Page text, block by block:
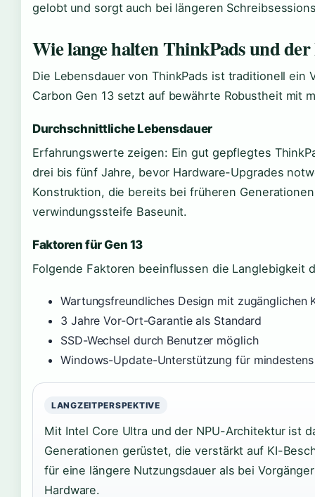
gelobt und sorgt auch bei längeren
Wie lange halten ThinkPads und
Die Lebensdauer von ThinkPads ist traditionell ein
Carbon Gen 13 setzt auf bewährte Robustheit mit
Durchschnittliche Lebensdauer
Erfahrungswerte zeigen: Ein gut gepflegtes
drei bis fünf Jahre, bevor Hardware-Upgrades
Konstruktion, die bereits bei früheren
verwindungssteife Baseunit.
Faktoren für Gen 13
Folgende Faktoren beeinflussen die Langlebigkeit
Wartungsfreundliches Design mit zugänglichen
3 Jahre Vor-Ort-Garantie als Standard
SSD-Wechsel durch Benutzer möglich
Windows-Update-Unterstützung für
LANGZEITPERSPEKTIVE
Mit Intel Core Ultra und der NPU-Architektur ist
Generationen gerüstet, die verstärkt auf KI-
für eine längere Nutzungsdauer als bei
Hardware.